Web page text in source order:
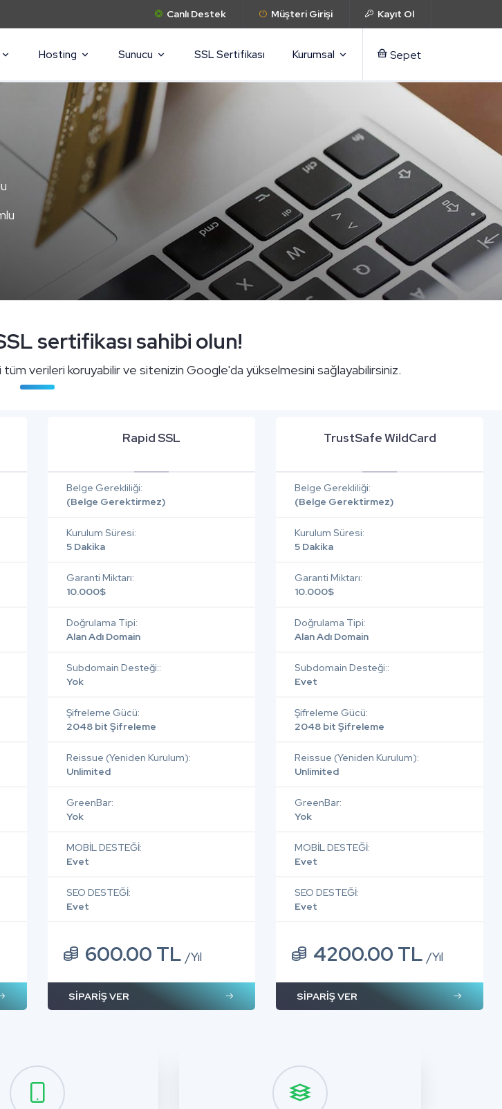
Canlı Destek Müşteri Girişi Kayıt Ol
Hosting Sunucu SSL Sertifikası Kurumsal Sepet
sertifikası sahibi olun!
verileri koruyabilir ve sitenizin Google'da yükselmesini sağlayabilirsiniz.
Rapid SSL
Belge Gerekliliği:
(Belge Gerektirmez)
Kurulum Süresi:
5 Dakika
Garanti Miktarı:
10.000$
Doğrulama Tipi:
Alan Adı Domain
Subdomain Desteği::
Yok
Şifreleme Gücü:
2048 bit Şifreleme
Reissue (Yeniden Kurulum):
Unlimited
GreenBar:
Yok
MOBİL DESTEĞİ:
Evet
SEO DESTEĞİ:
Evet
600.00 TL /Yıl
SİPARİŞ VER
TrustSafe WildCard
Belge Gerekliliği:
(Belge Gerektirmez)
Kurulum Süresi:
5 Dakika
Garanti Miktarı:
10.000$
Doğrulama Tipi:
Alan Adı Domain
Subdomain Desteği::
Evet
Şifreleme Gücü:
2048 bit Şifreleme
Reissue (Yeniden Kurulum):
Unlimited
GreenBar:
Yok
MOBİL DESTEĞİ:
Evet
SEO DESTEĞİ:
Evet
4200.00 TL /Yıl
SİPARİŞ VER